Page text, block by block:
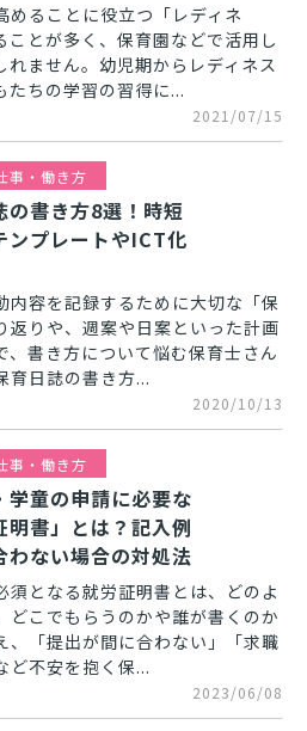
めることに役立つ「レディネ
ことが多く、保育園などで活用し
ません。幼児期からレディネス
たちの学習の習得に...
2021/07/15
事・働き方
の書き方8選！時短
ンプレートやICT化
内容を記録するために大切な「保
返りや、週案や日案といった計画
、書き方について悩む保育士さん
育日誌の書き方...
2020/10/13
事・働き方
学童の申請に必要な
明書」とは？記入例
わない場合の対処法
須となる就労証明書とは、どのよ
どこでもらうのかや誰が書くのか
、「提出が間に合わない」「求職
ど不安を抱く保...
2023/06/08